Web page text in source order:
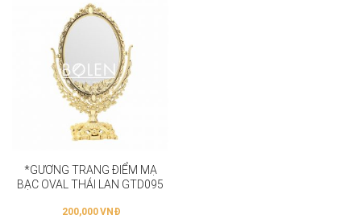
*GƯƠNG TRANG ĐIỂM MẠ
BẠC OVAL THÁI LAN GTD095
200,000VNĐ